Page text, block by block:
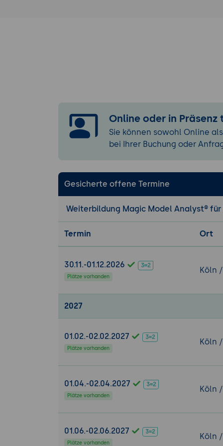
Erstellen
Grundlegende
Erstellung
Integration
mit
Workflows
Szenarien
zur
Best
Online oder in Präsenz
Sie können sowohl Online
bei Ihrer Buchung oder
Gesicherte offene Termine
Weiterbildung Magic Model Analyst® für
Termin Ort
30.11.-01.12.2026
Plätze vorhanden
Köln
2027
01.02.-02.02.2027
Plätze vorhanden
Köln
01.04.-02.04.2027
Plätze vorhanden
Köln
01.06.-02.06.2027
Plätze vorhanden
Köln